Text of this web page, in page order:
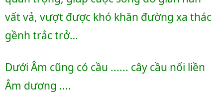
vất vả, vượt được khó khăn đường xa thác
gềnh trắc trở…
Dưới Âm cũng có cầu ...... cây cầu nối liền
Âm dương ....